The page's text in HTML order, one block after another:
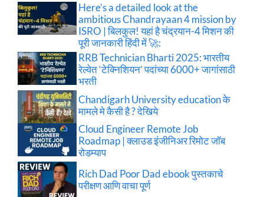
Here’s a detailed look at the
ambitious Chandrayaan 4 mission by
ISRO | बिलकुल! यहां है चंद्रयान-4 मिशन की
पूरी जानकारी हिंदी में 🚀:
RRB Technician Bharti 2025: भारतीय
रेल्वेत ‘टेक्निशियन’ पदांच्या 6000+ जागांसाठी
भरती
Chandigarh University education के
मामले मे कैसी है ? देखिये
Cloud Engineer Remote Job
Roadmap | क्लाउड इंजीनिअर रिमोट जॉब
रोडम्याप
Rich Dad Poor Dad ebook पुस्तकाचे
परीक्षण आणि वाचा पूर्ण